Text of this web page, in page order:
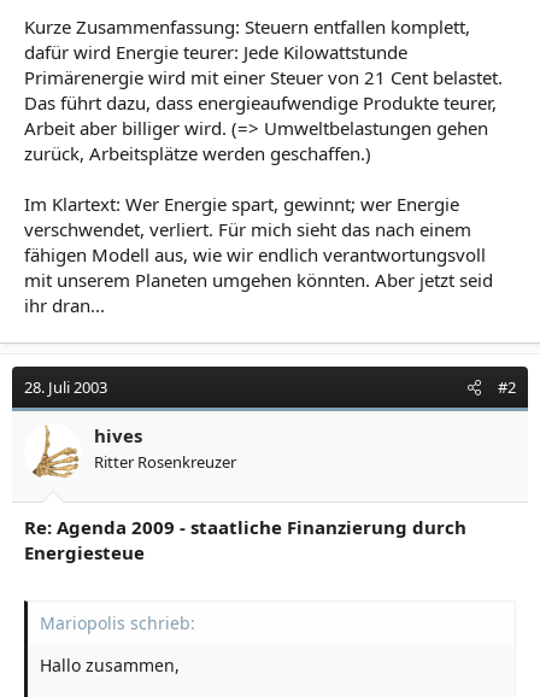
Kurze Zusammenfassung: Steuern entfallen komplett,
dafür wird Energie teurer: Jede Kilowattstunde
Primärenergie wird mit einer Steuer von 21 Cent belastet.
Das führt dazu, dass energieaufwendige Produkte teurer,
Arbeit aber billiger wird. (=> Umweltbelastungen gehen
zurück, Arbeitsplätze werden geschaffen.)
Im Klartext: Wer Energie spart, gewinnt; wer Energie
verschwendet, verliert. Für mich sieht das nach einem
fähigen Modell aus, wie wir endlich verantwortungsvoll
mit unserem Planeten umgehen könnten. Aber jetzt seid
ihr dran...
28. Juli 2003 #2
hives
Ritter Rosenkreuzer
Re: Agenda 2009 - staatliche Finanzierung durch
Energiesteue
Mariopolis schrieb:
Hallo zusammen,